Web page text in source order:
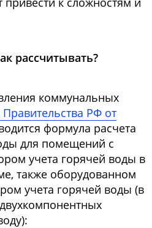
рассчитывать?
коммунальных
РФ от
формула расчета
для помещений с
учета горячей воды в
также оборудованном
учета горячей воды (в